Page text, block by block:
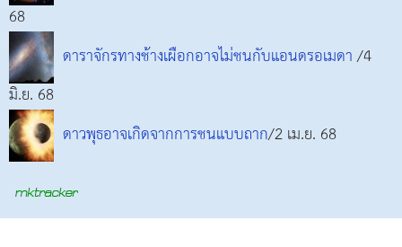
68
ดาราจักรทางช้างเผือกอาจไม่ชนกับแอนดรอเมดา/4
มิ.ย. 68
ดาวพุธอาจเกิดจากการชนแบบถาก/2 เม.ย. 68